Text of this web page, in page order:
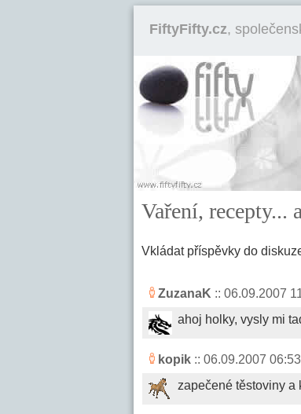
FiftyFifty.cz,
Vaření, recepty...
Vkládat příspěvky do
ZuzanaK :: 06.09.2007
ahoj holky, vysly mi
kopik :: 06.09.2007
zapečené těstoviny a